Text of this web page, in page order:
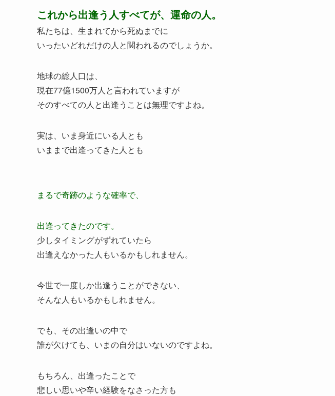
これから出逢う人すべてが、運命の人。
私たちは、生まれてから死ぬまでに
いったいどれだけの人と関われるのでしょうか。
地球の総人口は、
現在77億1500万人と言われていますが
そのすべての人と出逢うことは無理ですよね。
実は、いま身近にいる人とも
いままで出逢ってきた人とも
まるで奇跡のような確率で、
出逢ってきたのです。
少しタイミングがずれていたら
出逢えなかった人もいるかもしれません。
今世で一度しか出逢うことができない、
そんな人もいるかもしれません。
でも、その出逢いの中で
誰が欠けても、いまの自分はいないのですよね。
もちろん、出逢ったことで
悲しい思いや辛い経験をなさった方も